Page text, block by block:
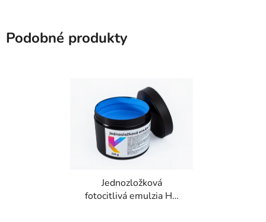
Podobné produkty
Jednozložková
fotocitlivá emulzia HS